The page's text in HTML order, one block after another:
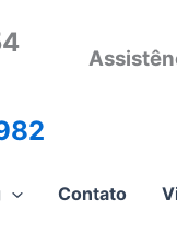
Contato